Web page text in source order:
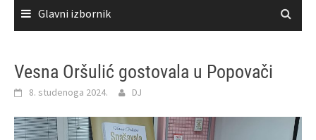
Glavni izbornik
Vesna Oršulić gostovala u Popovači
8. studenoga 2024. DJ